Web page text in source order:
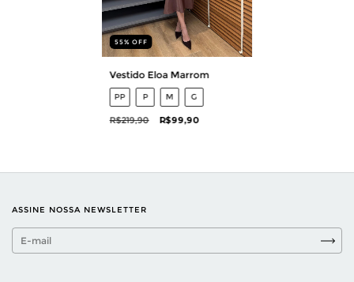
55% OFF
Vestido Eloa Marrom
PP P M G
R$219,90 R$99,90
ASSINE NOSSA NEWSLETTER